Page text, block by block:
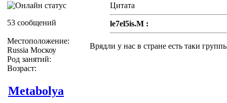
53 сообщений
Местоположение:
Russia Москоу
Род занятий:
Возраст:
Цитата
le7el5is.M :
Врядли у нас в стране есть таки
Metabolya